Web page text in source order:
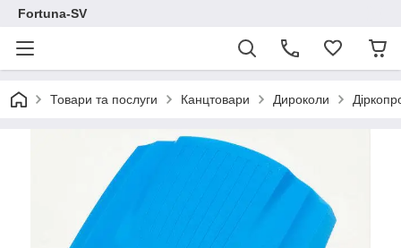
Fortuna-SV
Товари та послуги Канцтовари Дироколи